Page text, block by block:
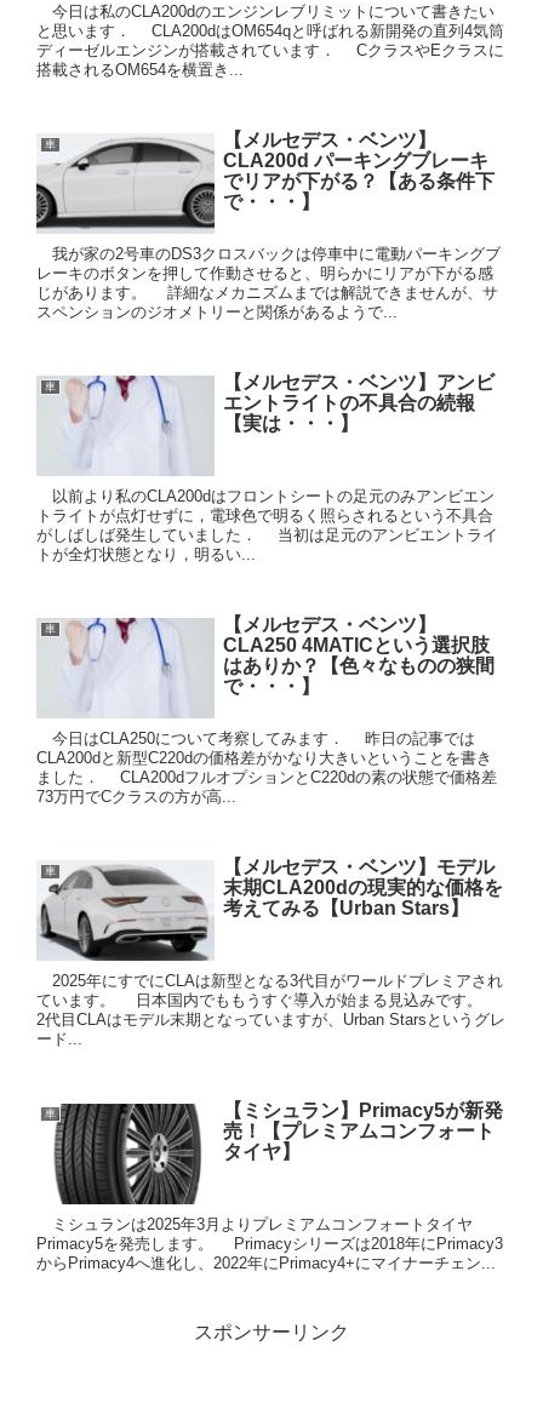
今日は私のCLA200dのエンジンレブリミットについて書きたい
と思います． CLA200dはOM654qと呼ばれる新開発の直列4気筒
ディーゼルエンジンが搭載されています． CクラスやEクラスに
搭載されるOM654を横置き...
車
【メルセデス・ベンツ】
CLA200d パーキングブレーキ
でリアが下がる？【ある条件下
で・・・】
我が家の2号車のDS3クロスバックは停車中に電動パーキングブ
レーキのボタンを押して作動させると、明らかにリアが下がる感
じがあります。 詳細なメカニズムまでは解説できませんが、サ
スペンションのジオメトリーと関係があるようで...
車
【メルセデス・ベンツ】アンビ
エントライトの不具合の続報
【実は・・・】
以前より私のCLA200dはフロントシートの足元のみアンビエン
トライトが点灯せずに，電球色で明るく照らされるという不具合
がしばしば発生していました． 当初は足元のアンビエントライ
トが全灯状態となり，明るい...
車
【メルセデス・ベンツ】
CLA250 4MATICという選択肢
はありか？【色々なものの狭間
で・・・】
今日はCLA250について考察してみます． 昨日の記事では
CLA200dと新型C220dの価格差がかなり大きいということを書き
ました． CLA200dフルオプションとC220dの素の状態で価格差
73万円でCクラスの方が高...
車
【メルセデス・ベンツ】モデル
末期CLA200dの現実的な価格を
考えてみる【Urban Stars】
2025年にすでにCLAは新型となる3代目がワールドプレミアされ
ています。 日本国内でももうすぐ導入が始まる見込みです。
2代目CLAはモデル末期となっていますが、Urban Starsというグレ
ード...
車
【ミシュラン】Primacy5が新発
売！【プレミアムコンフォート
タイヤ】
ミシュランは2025年3月よりプレミアムコンフォートタイヤ
Primacy5を発売します。 Primacyシリーズは2018年にPrimacy3
からPrimacy4へ進化し、2022年にPrimacy4+にマイナーチェン...
スポンサーリンク